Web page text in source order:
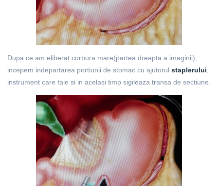
Dupa ce am eliberat curbura mare(partea dreapta a imaginii),
incepem indepartarea portiunii de stomac cu ajutorul staplerului,
instrument care taie si in acelasi timp sigileaza transa de sectiune.